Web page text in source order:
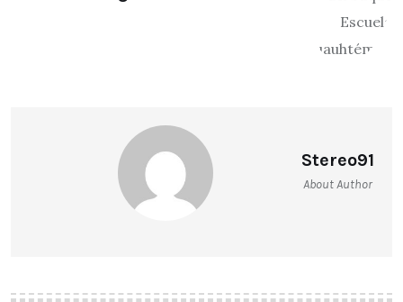
Stereo91
About Author